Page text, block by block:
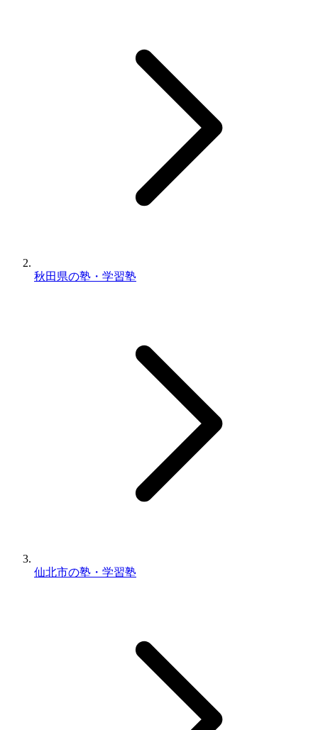
秋田県の塾・学習塾
仙北市の塾・学習塾